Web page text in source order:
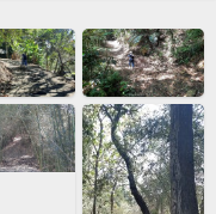
歲月痕跡的石階，沿
，環境清幽且人煙相
段路線不僅具有高度
，天氣晴朗時可遠眺
好古道巡禮與深度人
鍛鍊體力並與歷史對